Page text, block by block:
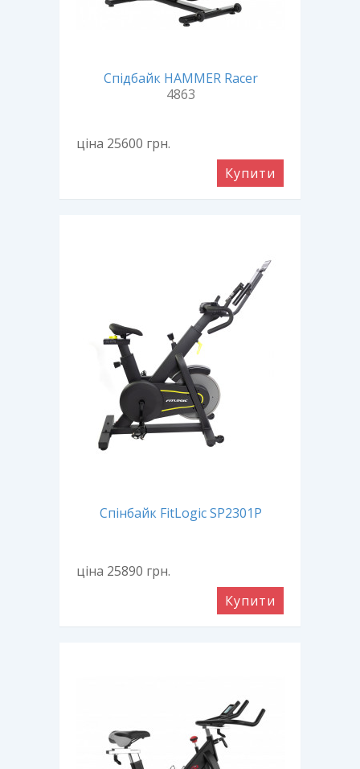
Спідбайк HAMMER Racer
4863
ціна 25600 грн.
Купити
Спінбайк FitLogic SP2301P
ціна 25890 грн.
Купити